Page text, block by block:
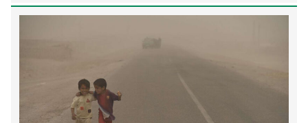
مدیریت هوشمند زباله‌ها و کاهش آلودگی در سواحل دریای خزر اجرا
می‌شود، بر پایه مدل‌های اقتصادی پایدار طراحی شده و با مشارکت
فعال تشکل‌های مردم‌نهاد، الگویی جدید برای مدیریت پسماند در